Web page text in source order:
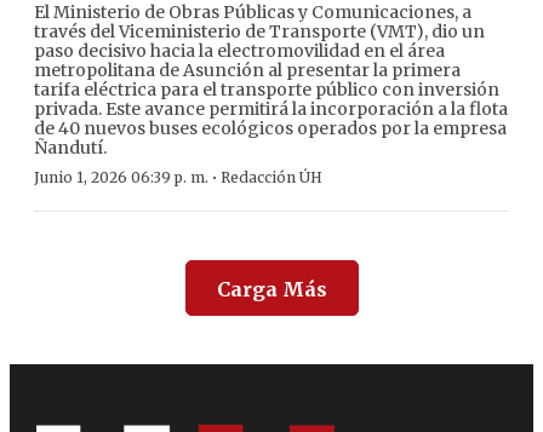
El Ministerio de Obras Públicas y Comunicaciones, a
través del Viceministerio de Transporte (VMT), dio un
paso decisivo hacia la electromovilidad en el área
metropolitana de Asunción al presentar la primera
tarifa eléctrica para el transporte público con inversión
privada. Este avance permitirá la incorporación a la flota
de 40 nuevos buses ecológicos operados por la empresa
Ñandutí.
Junio 1, 2026 06:39 p. m. · Redacción ÚH
Carga Más